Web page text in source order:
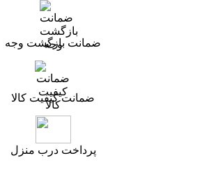
ضمانت بازگشت وجه
ضمانت کیفیت کالا
پرداخت درب منزل